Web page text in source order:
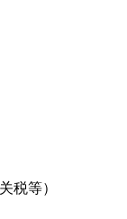
税等）